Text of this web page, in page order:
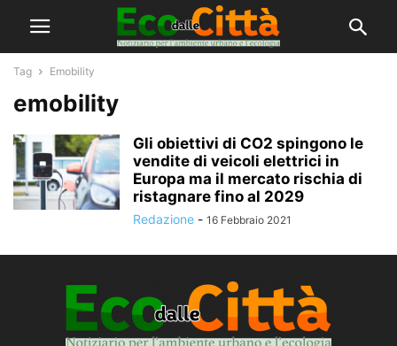
Tag Emobility
emobility
Gli obiettivi di CO2 spingono le
vendite di veicoli elettrici in
Europa ma il mercato rischia di
ristagnare fino al 2029
Redazione - 16 Febbraio 2021